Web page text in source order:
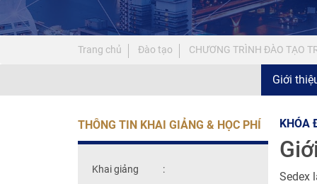
Trang chủ Đào tạo CHƯƠNG TRÌNH ĐÀO TẠO
Giới
THÔNG TIN KHAI GIẢNG & HỌC PHÍ
Khai giảng
:
KHÓA
Sedex